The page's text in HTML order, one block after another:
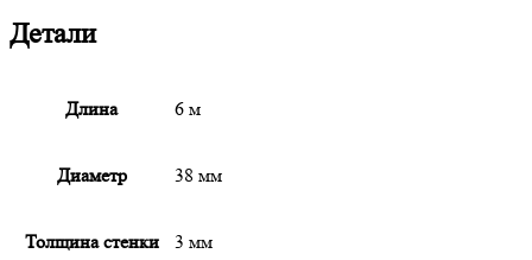
Детали
Длина 6 м
Диаметр 38 мм
Толщина стенки 3 мм